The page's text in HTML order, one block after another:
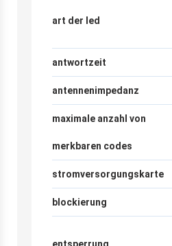
art der led
antwortzeit
antennenimpedanz
maximale anzahl von
merkbaren codes
stromversorgungskarte
blockierung
entsperrung